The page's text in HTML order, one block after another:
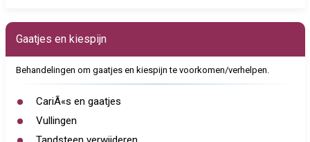
Gaatjes en kiespijn
Behandelingen om gaatjes en kiespijn te voorkomen/verhelpen.
CariÃ«s en gaatjes
Vullingen